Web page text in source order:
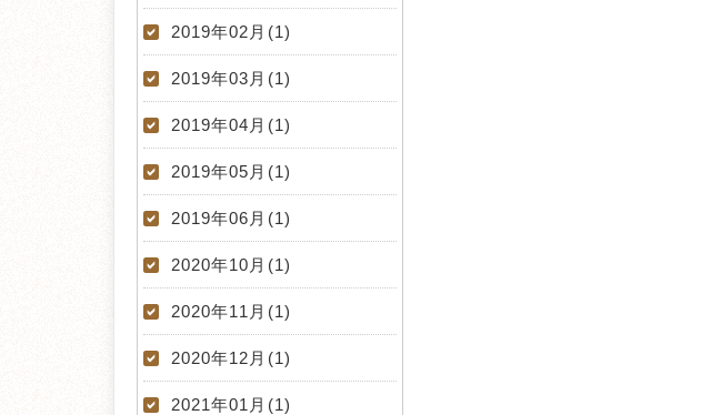
2019年02月(1)
2019年03月(1)
2019年04月(1)
2019年05月(1)
2019年06月(1)
2020年10月(1)
2020年11月(1)
2020年12月(1)
2021年01月(1)